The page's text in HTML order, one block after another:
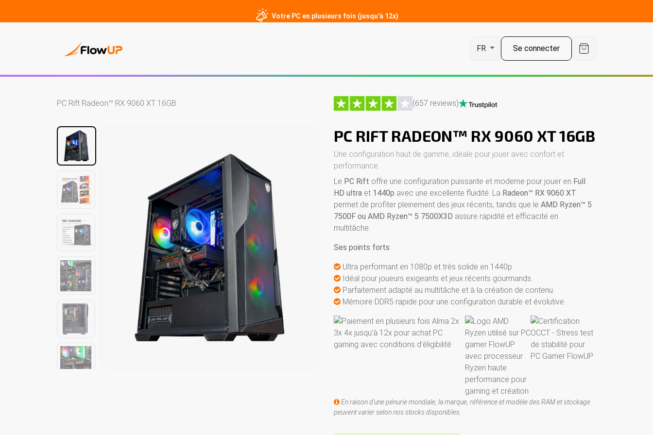
Votre PC en plusieurs fois (jusqu'à 12x)
FR Se connecter
PC Rift Radeon™ RX 9060 XT 16GB (657 reviews)
PC RIFT RADEON™ RX 9060 XT 16GB
Une configuration haut de gamme, idéale pour jouer avec confort et
performance.
Le PC Rift offre une configuration puissante et moderne pour jouer en Full
HD ultra et 1440p avec une excellente fluidité. La Radeon™ RX 9060 XT
permet de profiter pleinement des jeux récents, tandis que le AMD Ryzen™ 5
7500F ou AMD Ryzen™ 5 7500X3D assure rapidité et efficacité en
multitâche.
Ses points forts :
Ultra performant en 1080p et très solide en 1440p.
Idéal pour joueurs exigeants et jeux récents gourmands.
Parfaitement adapté au multitâche et à la création de contenu.
Mémoire DDR5 rapide pour une configuration durable et évolutive.
En raison d'une pénurie mondiale, la marque, référence et modèle des RAM et stockage
peuvent varier selon nos stocks disponibles.